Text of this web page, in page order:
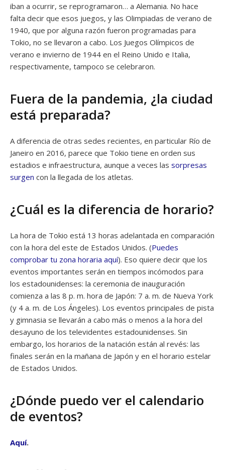
iban a ocurrir, se reprogramaron… a Alemania. No hace
falta decir que esos juegos, y las Olimpiadas de verano de
1940, que por alguna razón fueron programadas para
Tokio, no se llevaron a cabo. Los Juegos Olímpicos de
verano e invierno de 1944 en el Reino Unido e Italia,
respectivamente, tampoco se celebraron.
Fuera de la pandemia, ¿la ciudad
está preparada?
A diferencia de otras sedes recientes, en particular Río de
Janeiro en 2016, parece que Tokio tiene en orden sus
estadios e infraestructura, aunque a veces las sorpresas
surgen con la llegada de los atletas.
¿Cuál es la diferencia de horario?
La hora de Tokio está 13 horas adelantada en comparación
con la hora del este de Estados Unidos. (Puedes
comprobar tu zona horaria aquí). Eso quiere decir que los
eventos importantes serán en tiempos incómodos para
los estadounidenses: la ceremonia de inauguración
comienza a las 8 p. m. hora de Japón: 7 a. m. de Nueva York
(y 4 a. m. de Los Ángeles). Los eventos principales de pista
y gimnasia se llevarán a cabo más o menos a la hora del
desayuno de los televidentes estadounidenses. Sin
embargo, los horarios de la natación están al revés: las
finales serán en la mañana de Japón y en el horario estelar
de Estados Unidos.
¿Dónde puedo ver el calendario
de eventos?
Aquí.